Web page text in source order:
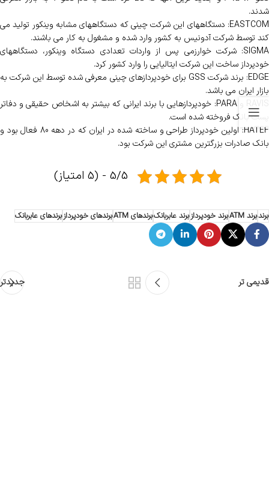
شدند.
EASTCOM: دستگاههای این شرکت چینی که دستگاههای مشابه وینکور تولید می
کند توسط شرکت آدونیس به کشور وارد شده و مشغول به کار می باشند.
SIGMA: شرکت خوارزمی پس از واردات تعدادی دستگاه وینکور، دستگاههای
خودپرداز ساخت این شرکت ایتالیایی را وارد کشور کرد.
EDGE: برند شرکت GSS برای خودپردازهای چینی معرفی شده توسط این شرکت به
بازار ایران می باشد.
RAVIS و PARA: خودپردازهایی با برند ایرانی که بیشتر به اشخاص حقیقی و دفاتر
پست بانک فروخته شده است.
HATEF: اولین خودپرداز طراحی و ساخته شده در ایران که در دهه 80 فعال بود و
بانک صادرات بزرگترین مشتری این شرکت بود.
5/5 - (5 امتیاز)
برندبرند ATM برند خودپردازبرند عابربانکبرندهای ATM برندهای خودپردازبرندهای عابربانک
جدیدتر قدیمی تر